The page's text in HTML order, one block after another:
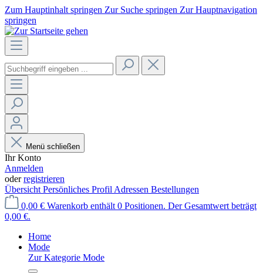
Zum Hauptinhalt springen Zur Suche springen Zur Hauptnavigation
springen
Menü schließen
Ihr Konto
Anmelden
oderregistrieren
Übersicht Persönliches Profil Adressen Bestellungen
0,00 € Warenkorb enthält 0 Positionen. Der Gesamtwert beträgt
0,00 €.
Home
Mode
Zur Kategorie Mode